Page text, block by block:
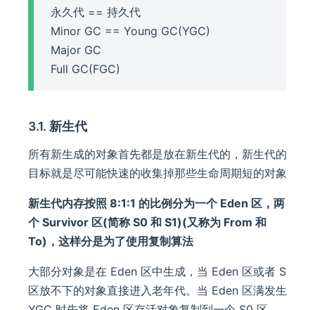
永久代 == 持久代
Minor GC == Young GC(YGC)
Major GC
Full GC(FGC)
3.1. 新生代
所有新生成的对象首先都是放在新生代的，新生代的
目标就是尽可能快速的收集掉那些生命周期短的对象
新生代内存按照 8:1:1 的比例分为一个 Eden 区，两
个 Survivor 区(简称 S0 和 S1)(又称为 From 和
To)，这样分是为了使用复制算法
大部分对象是在 Eden 区中生成，当 Eden 区或者 S
区放不下的对象直接进入老年代。当 Eden 区满发生